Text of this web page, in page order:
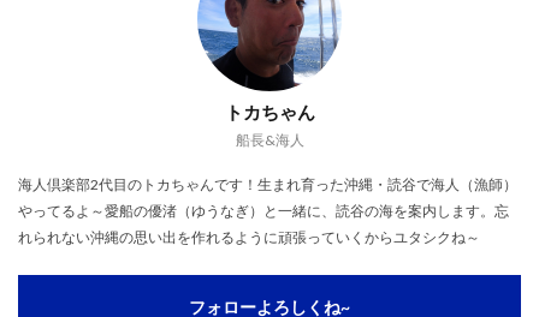
トカちゃん
船長&海人
海人倶楽部2代目のトカちゃんです！生まれ育った沖縄・読谷で海人（漁師）
やってるよ～愛船の優渚（ゆうなぎ）と一緒に、読谷の海を案内します。忘
れられない沖縄の思い出を作れるように頑張っていくからユタシクね～
フォローよろしくね~